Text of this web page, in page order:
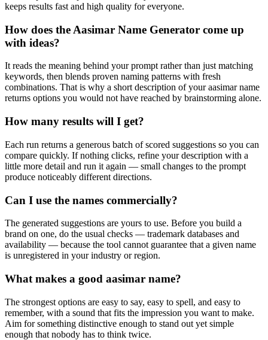
keeps results fast and high quality for everyone.
How does the Aasimar Name Generator come up
with ideas?
It reads the meaning behind your prompt rather than just matching
keywords, then blends proven naming patterns with fresh
combinations. That is why a short description of your aasimar name
returns options you would not have reached by brainstorming alone.
How many results will I get?
Each run returns a generous batch of scored suggestions so you can
compare quickly. If nothing clicks, refine your description with a
little more detail and run it again — small changes to the prompt
produce noticeably different directions.
Can I use the names commercially?
The generated suggestions are yours to use. Before you build a
brand on one, do the usual checks — trademark databases and
availability — because the tool cannot guarantee that a given name
is unregistered in your industry or region.
What makes a good aasimar name?
The strongest options are easy to say, easy to spell, and easy to
remember, with a sound that fits the impression you want to make.
Aim for something distinctive enough to stand out yet simple
enough that nobody has to think twice.